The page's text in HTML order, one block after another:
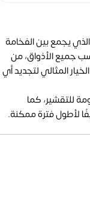
الذي يجمع بين الفخامة
جميع الأذواق، من
المثالي لتجديد أي
للتقشير، كما
لأطول فترة ممكنة.